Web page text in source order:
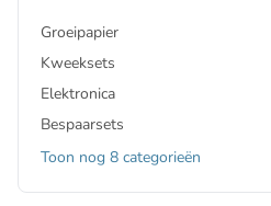
Groeipapier
Kweeksets
Elektronica
Bespaarsets
Toon nog 8 categorieën